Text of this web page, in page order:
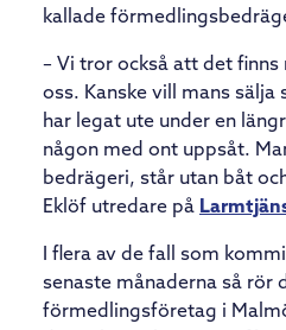
kallade
– Vi tror också att det
oss. Kanske vill mans sälja
har legat ute under en
någon med ont uppsåt.
bedrägeri, står utan båt
Eklöf utredare på
I flera av de fall som
senaste månaderna så rör
förmedlingsföretag i